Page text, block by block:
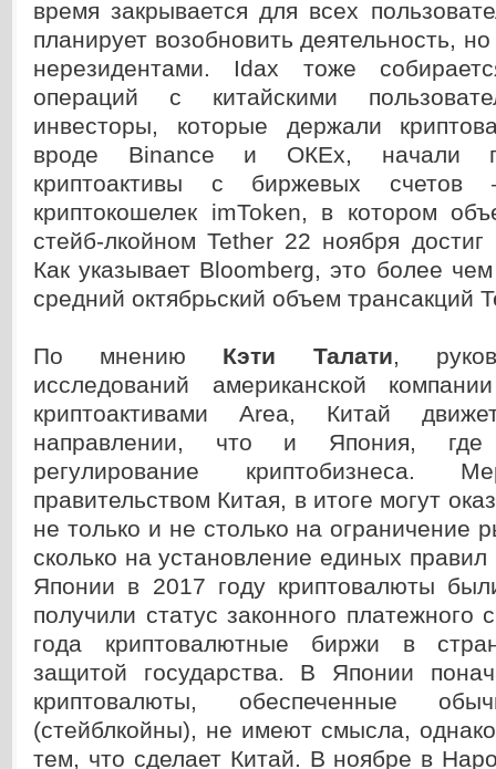
время закрывается для всех
планирует возобновить деятельность,
нерезидентами. Idax тоже
операций с китайскими
инвесторы, которые держали
вроде Binance и ОКЕх, начали
криптоактивы с биржевых
криптокошелек imToken, в котором
стейб-лкойном Tether 22 ноября
Как указывает Bloomberg, это более
средний октябрьский объем трансакций
По мнению Кэти Талати,
исследований американской
криптоактивами Area, Китай
направлении, что и Япония, где
регулирование криптобизнеса.
правительством Китая, в итоге могут
не только и не столько на ограничение
сколько на установление единых
Японии в 2017 году криптовалюты
получили статус законного платежного
года криптовалютные биржи в
защитой государства. В Японии
криптовалюты, обеспеченные
(стейблкойны), не имеют смысла,
тем, что сделает Китай. В ноябре в